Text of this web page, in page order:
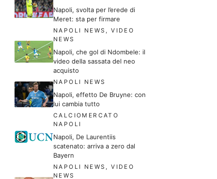
Napoli, svolta per l’erede di
Meret: sta per firmare
NAPOLI NEWS ,VIDEO
NEWS
Napoli, che gol di Ndombele: il
video della sassata del neo
acquisto
NAPOLI NEWS
Napoli, effetto De Bruyne: con
lui cambia tutto
CALCIOMERCATO
NAPOLI
Napoli, De Laurentiis
scatenato: arriva a zero dal
Bayern
NAPOLI NEWS ,VIDEO
NEWS